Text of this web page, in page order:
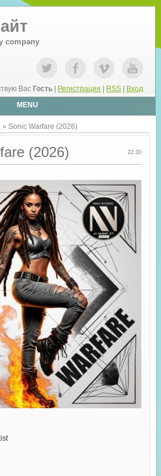
company
Вас Гость Регистрация RSS
Вход
MENU
» Sonic Warfare (2026)
22:30
(2026)